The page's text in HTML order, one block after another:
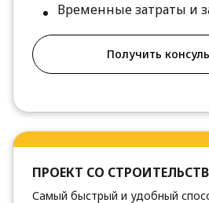
Временные затраты и
Получить
ПРОЕКТ СО
Самый быстрый и удобный